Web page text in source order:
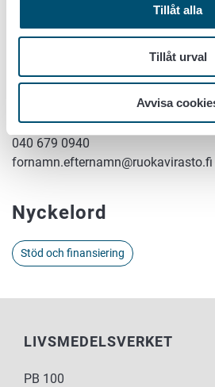
Tillåt alla
Tillåt urval
Avvisa
nyttigt. För en liten butik har stödet
Mer information om stödet och
Elektronisk ansökan:https://
Mer information vid
Specialsakkunnig Tommi Alanko
040 679 0940
fornamn.efternamn@ruokavirasto.fi
Nyckelord
Stöd och finansiering
LIVSMEDELSVERKET
PB 100